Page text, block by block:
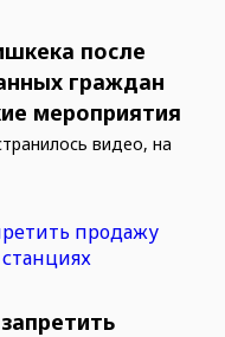
после
граждан
мероприятия
видео, на